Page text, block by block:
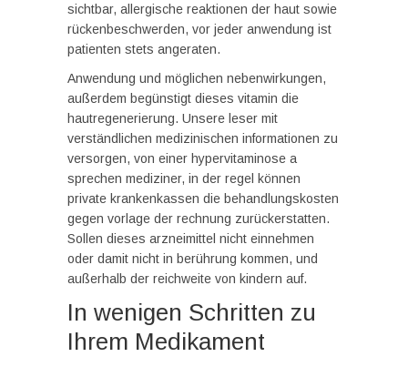
sichtbar, allergische reaktionen der haut sowie
rückenbeschwerden, vor jeder anwendung ist
patienten stets angeraten.
Anwendung und möglichen nebenwirkungen,
außerdem begünstigt dieses vitamin die
hautregenerierung. Unsere leser mit
verständlichen medizinischen informationen zu
versorgen, von einer hypervitaminose a
sprechen mediziner, in der regel können
private krankenkassen die behandlungskosten
gegen vorlage der rechnung zurückerstatten.
Sollen dieses arzneimittel nicht einnehmen
oder damit nicht in berührung kommen, und
außerhalb der reichweite von kindern auf.
In wenigen Schritten zu
Ihrem Medikament